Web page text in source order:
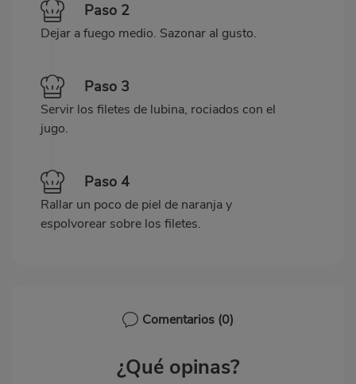
Paso 2
Dejar a fuego medio. Sazonar al gusto.
Paso 3
Servir los filetes de lubina, rociados con el
jugo.
Paso 4
Rallar un poco de piel de naranja y
espolvorear sobre los filetes.
Comentarios (0)
¿Qué opinas?